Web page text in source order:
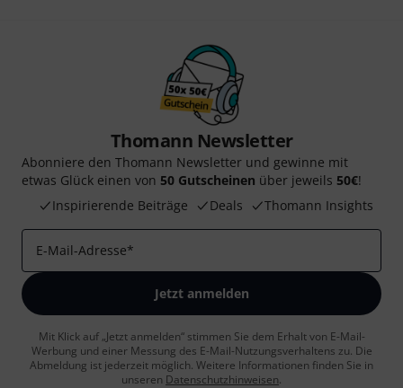
Thomann Newsletter
Abonniere den Thomann Newsletter und gewinne mit
etwas Glück einen von 50 Gutscheinen über jeweils 50€!
Inspirierende Beiträge
Deals Thomann Insights
E-Mail-Adresse*
Jetzt anmelden
Mit Klick auf „Jetzt anmelden“ stimmen Sie dem Erhalt von E-Mail-
Werbung und einer Messung des E-Mail-Nutzungsverhaltens zu. Die
Abmeldung ist jederzeit möglich. Weitere Informationen finden Sie in
unseren Datenschutzhinweisen.